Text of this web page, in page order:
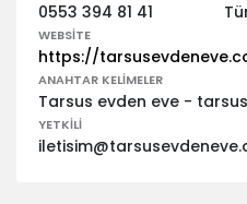
0553 394 81 41
WEBSITE
https://
ANAHTAR KELIMELER
Tarsus evden eve -
YETKILI